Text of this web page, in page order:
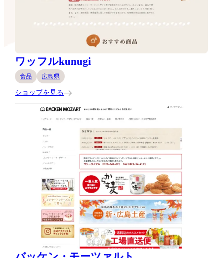
ワッフルkunugi
食品 広島県
ショップを見る